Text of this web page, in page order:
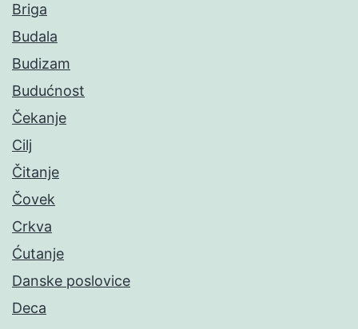
Briga
Budala
Budizam
Budućnost
Čekanje
Cilj
Čitanje
Čovek
Crkva
Ćutanje
Danske poslovice
Deca